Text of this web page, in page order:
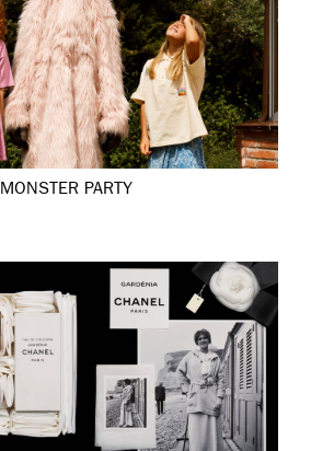
MONSTER PARTY